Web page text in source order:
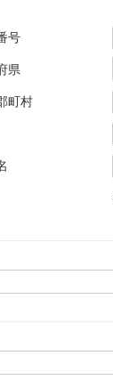
号
県
町村